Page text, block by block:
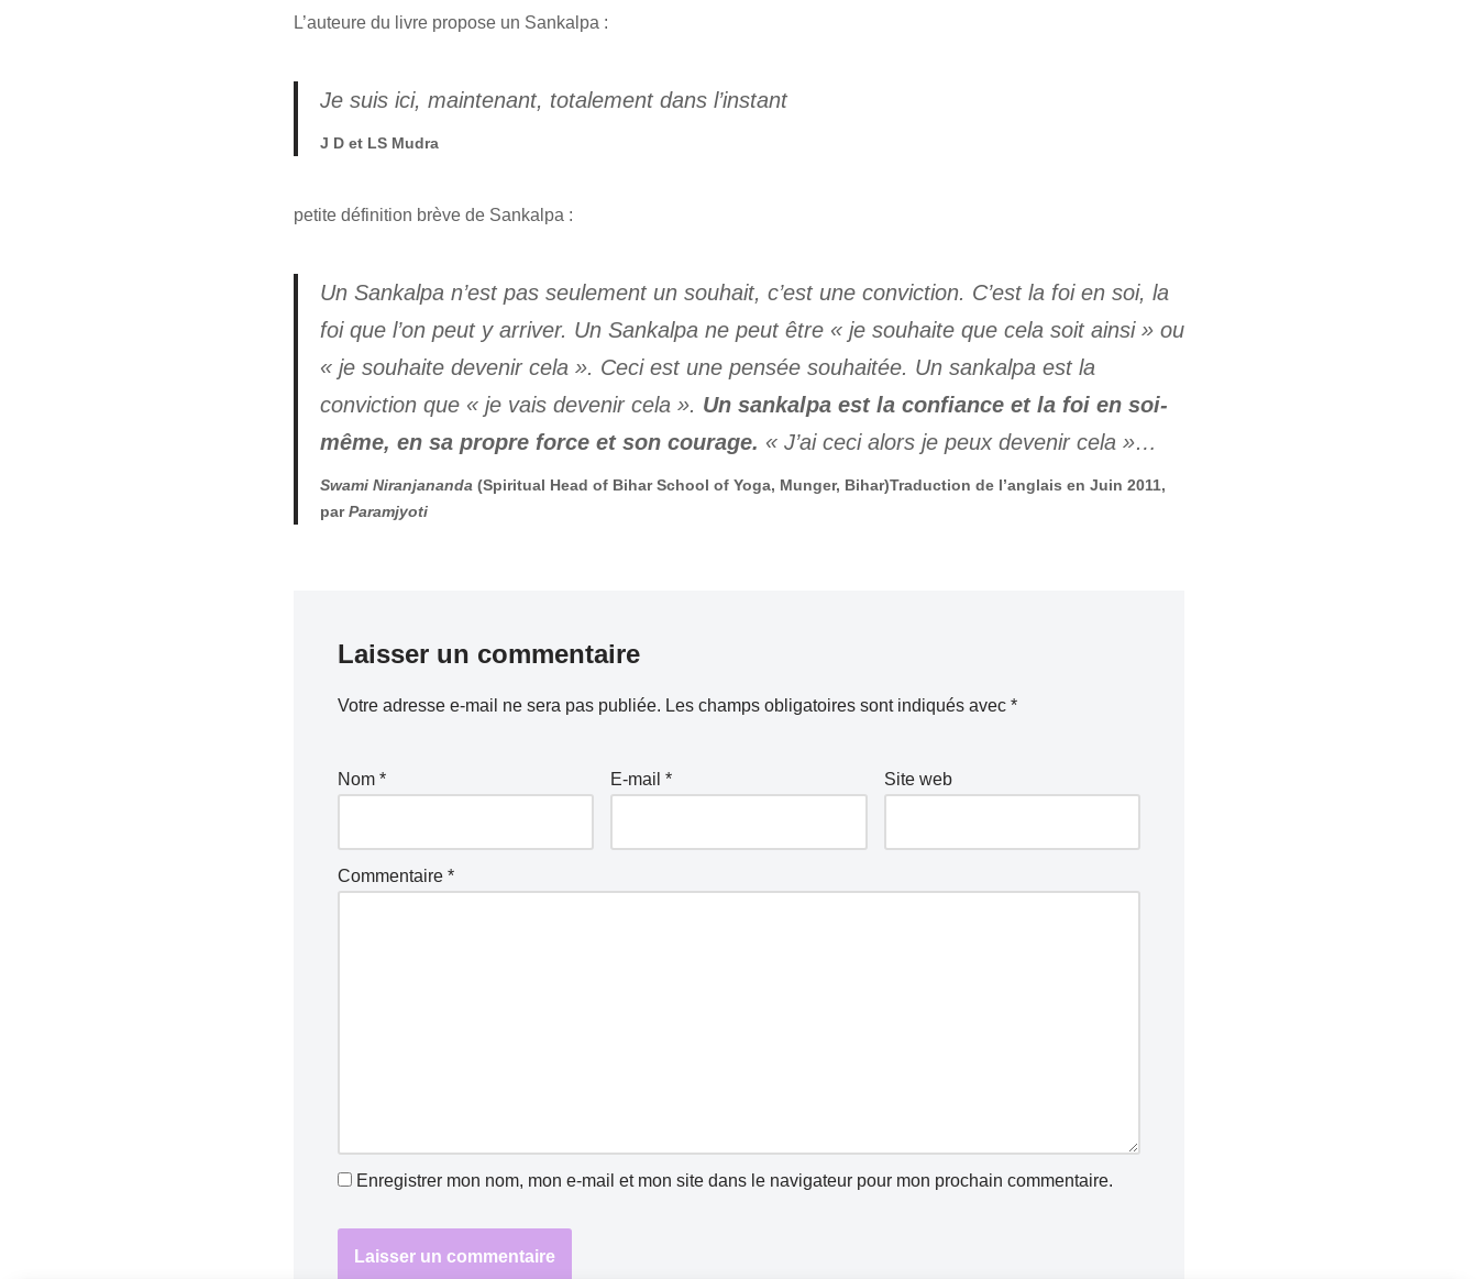
L’auteure du livre propose un Sankalpa :
Je suis ici, maintenant, totalement dans l’instant
J D et LS Mudra
petite définition brève de Sankalpa :
Un Sankalpa n’est pas seulement un souhait, c’est une conviction. C’est la foi en soi, la
foi que l’on peut y arriver. Un Sankalpa ne peut être « je souhaite que cela soit ainsi » ou
« je souhaite devenir cela ». Ceci est une pensée souhaitée. Un sankalpa est la
conviction que « je vais devenir cela ». Un sankalpa est la confiance et la foi en soi-
même, en sa propre force et son courage. « J’ai ceci alors je peux devenir cela »…
Swami Niranjananda (Spiritual Head of Bihar School of Yoga, Munger, Bihar)Traduction de l’anglais en Juin 2011,
parParamjyoti
Laisser un commentaire
Votre adresse e-mail ne sera pas publiée. Les champs obligatoires sont indiqués avec *
Nom * E-mail* Site web
Commentaire *
Enregistrer mon nom, mon e-mail et mon site dans le navigateur pour mon prochain commentaire.